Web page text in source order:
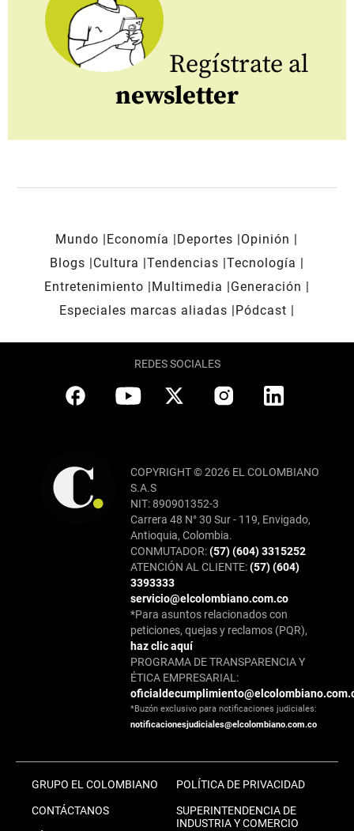
Regístrate al
newsletter
Mundo Economía Deportes
Opinión
Blogs
Cultura Tendencias Tecnología
Entretenimiento
Multimedia
Generación
Especiales marcas aliadas
Pódcast
REDES SOCIALES
COPYRIGHT © 2026 EL COLOMBIANO
S.A.S
NIT: 890901352-3
Carrera 48 N° 30 Sur - 119, Envigado,
Antioquia, Colombia.
CONMUTADOR:(57) (604) 3315252
ATENCIÓN AL CLIENTE:(57) (604)
3393333
servicio@elcolombiano.com.co
*Para asuntos relacionados con
peticiones, quejas y reclamos (PQR),
haz clic aquí
PROGRAMA DE TRANSPARENCIA Y
ÉTICA EMPRESARIAL:
*Buzón exclusivo para notificaciones judiciales:
notificacionesjudiciales@elcolombiano.com.co
GRUPO EL COLOMBIANO
CONTÁCTANOS
POLÍTICA DE PRIVACIDAD
SUPERINTENDENCIA DE
INDUSTRIA Y COMERCIO